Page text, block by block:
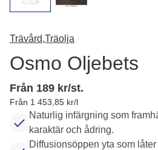
Trävård,Träolja
Osmo Oljebets
Från 189 kr/st.
Från 1 453,85 kr/l
Naturlig infärgning som
karaktär och ådring.
Diffusionsöppen yta som